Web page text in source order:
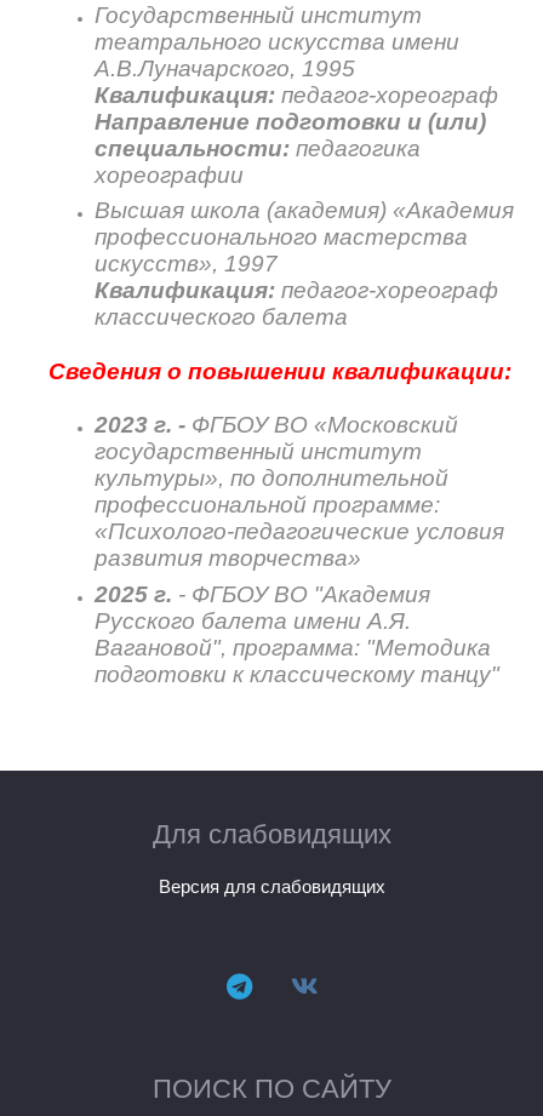
Государственный институт
театрального искусства имени
А.В.Луначарского, 1995
Квалификация:педагог-хореограф
Направление подготовки и (или)
специальности:педагогика
хореографии
Высшая школа (академия) «Академия
профессионального мастерства
искусств», 1997
Квалификация: педагог-хореограф
классического балета
Сведения о повышении квалификации:
2023 г. -ФГБОУ ВО «Московский
государственный институт
культуры», по дополнительной
профессиональной программе:
«Психолого-педагогические условия
развития творчества»
2025 г. - ФГБОУ ВО "Академия
Русского балета имени А.Я.
Вагановой", программа: "Методика
подготовки к классическому танцу"
Для слабовидящих
Версия для слабовидящих
ПОИСК ПО САЙТУ